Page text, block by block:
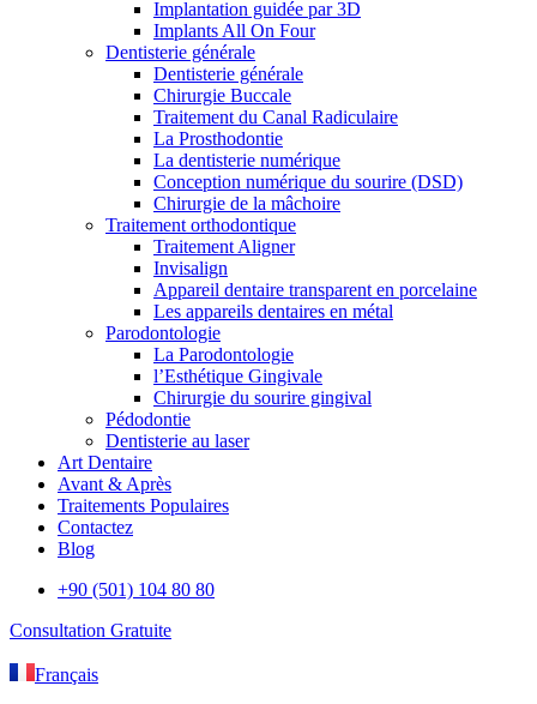
Implantation guidée par 3D
Implants All On Four
Dentisterie générale
Dentisterie générale
Chirurgie Buccale
Traitement du Canal Radiculaire
La Prosthodontie
La dentisterie numérique
Conception numérique du sourire (DSD)
Chirurgie de la mâchoire
Traitement orthodontique
Traitement Aligner
Invisalign
Appareil dentaire transparent en porcelaine
Les appareils dentaires en métal
Parodontologie
La Parodontologie
l’Esthétique Gingivale
Chirurgie du sourire gingival
Pédodontie
Dentisterie au laser
Art Dentaire
Avant & Après
Traitements Populaires
Contactez
Blog
+90 (501) 104 80 80
Consultation Gratuite
Français